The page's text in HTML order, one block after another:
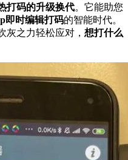
打码的升级换代。它能助您
即时编辑打码的智能时代。
灰之力轻松应对， 想打什么